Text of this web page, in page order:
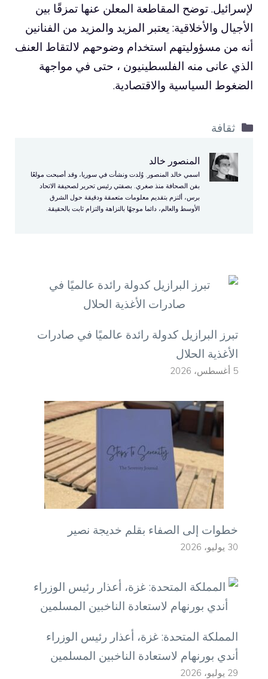
لإسرائيل. توضح المقاطعة المعلن عنها تمزقًا بين
الأجيال والأخلاقية: يعتبر المزيد والمزيد من الفنانين
أنه من مسؤوليتهم استخدام وضوحهم لالتقاط العنف
الذي عانى منه الفلسطينيون ، حتى في مواجهة
الضغوط السياسية والاقتصادية.
التصنيفات
ثقافة
المنصور خالد
اسمي خالد المنصور. وُلدت ونشأت في سوريا، وقد أصبحت مولعًا
بفن الصحافة منذ صغري. بصفتي رئيس تحرير لصحيفة الاتحاد
برس، ألتزم بتقديم معلومات متعمقة ودقيقة حول الشرق
الأوسط والعالم، دائما موجهًا بالنزاهة والتزام ثابت بالحقيقة.
تبرز البرازيل كدولة رائدة عالميًا في صادرات
الأغذية الحلال
5 أغسطس، 2026
خطوات إلى الصفاء بقلم خديجة نصير
30 يوليو، 2026
المملكة المتحدة: غزة، أعذار رئيس الوزراء
أندي بورنهام لاستعادة الناخبين المسلمين
29 يوليو، 2026